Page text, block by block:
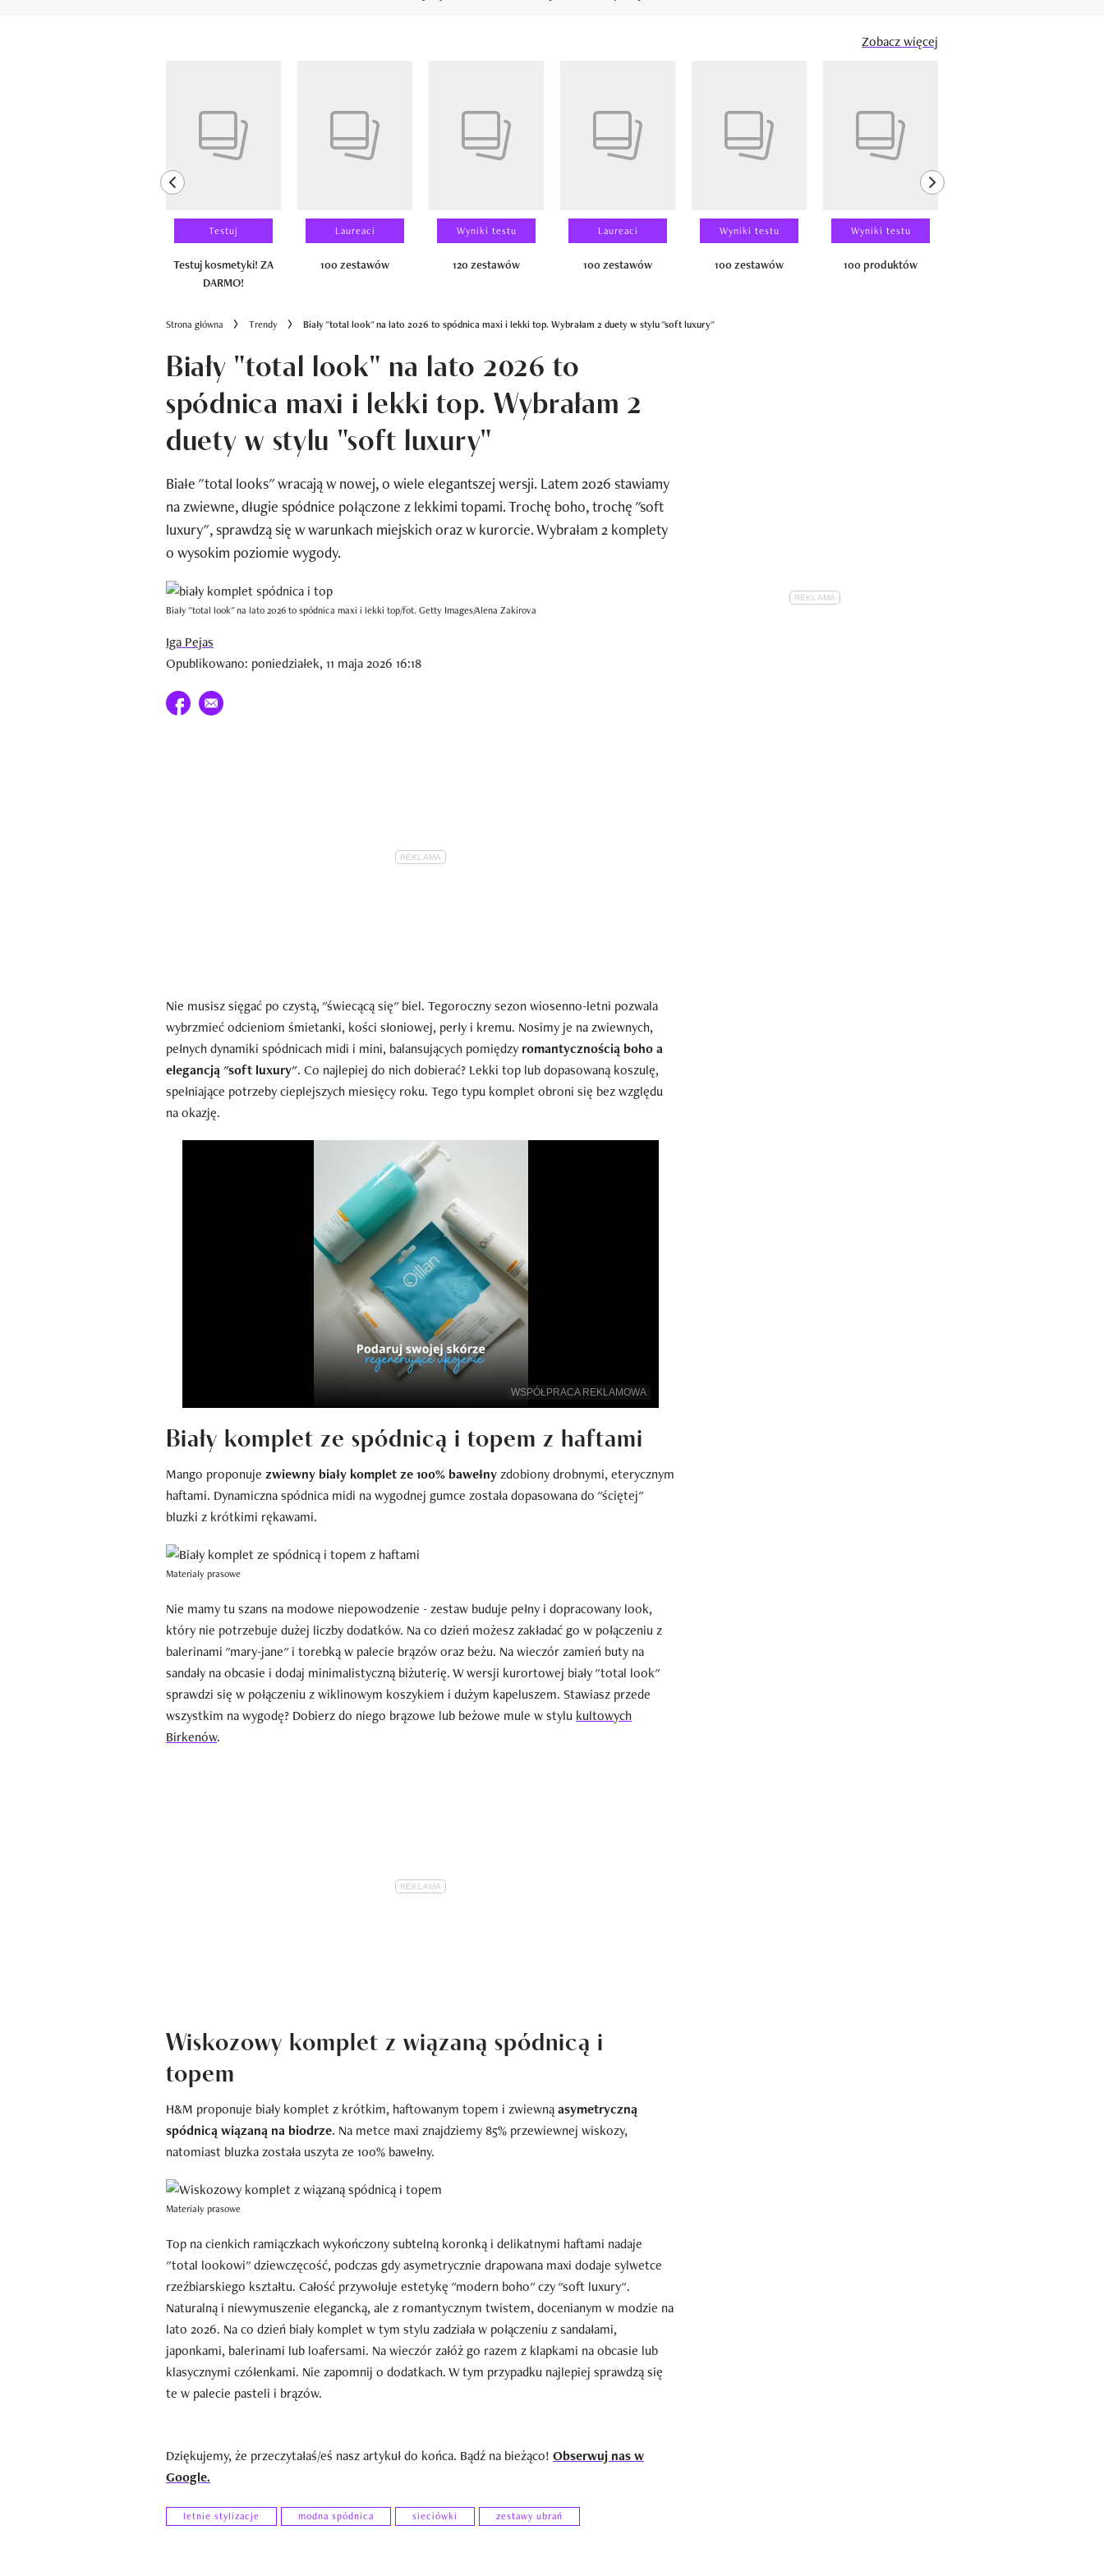
Zobacz więcej
previous element
Testuj
Testuj kosmetyki! ZA
DARMO!
Laureaci
100 zestawów
Wyniki testu
120 zestawów
Laureaci
100 zestawów
Wyniki testu
100 zestawów
Wyniki testu
100 produktów
next element
Strona główna Trendy Biały "total look" na lato 2026 to spódnica maxi i lekki top. Wybrałam 2 duety w stylu "soft luxury"
Biały "total look" na lato 2026 to
spódnica maxi i lekki top. Wybrałam 2
duety w stylu "soft luxury"
Białe "total looks" wracają w nowej, o wiele elegantszej wersji. Latem 2026 stawiamy
na zwiewne, długie spódnice połączone z lekkimi topami. Trochę boho, trochę "soft
luxury", sprawdzą się w warunkach miejskich oraz w kurorcie. Wybrałam 2 komplety
o wysokim poziomie wygody.
Biały "total look" na lato 2026 to spódnica maxi i lekki top/fot. Getty Images/Alena Zakirova
Iga Pejas
Opublikowano: poniedziałek, 11 maja 2026 16:18
Udostępnij na facebook
E-mail do przyjaciela
Nie musisz sięgać po czystą, "świecącą się" biel. Tegoroczny sezon wiosenno-letni pozwala
wybrzmieć odcieniom śmietanki, kości słoniowej, perły i kremu. Nosimy je na zwiewnych,
pełnych dynamiki spódnicach midi i mini, balansujących pomiędzy romantycznością boho a
elegancją "soft luxury". Co najlepiej do nich dobierać? Lekki top lub dopasowaną koszulę,
spełniające potrzeby cieplejszych miesięcy roku. Tego typu komplet obroni się bez względu
na okazję.
WSPÓŁPRACA REKLAMOWA
Biały komplet ze spódnicą i topem z haftami
Mango proponuje zwiewny biały komplet ze 100% bawełnyzdobiony drobnymi, eterycznym
haftami. Dynamiczna spódnica midi na wygodnej gumce została dopasowana do "ściętej"
bluzki z krótkimi rękawami.
Materiały prasowe
Nie mamy tu szans na modowe niepowodzenie - zestaw buduje pełny i dopracowany look,
który nie potrzebuje dużej liczby dodatków. Na co dzień możesz zakładać go w połączeniu z
balerinami "mary-jane" i torebką w palecie brązów oraz beżu. Na wieczór zamień buty na
sandały na obcasie i dodaj minimalistyczną biżuterię. W wersji kurortowej biały "total look"
sprawdzi się w połączeniu z wiklinowym koszykiem i dużym kapeluszem. Stawiasz przede
wszystkim na wygodę? Dobierz do niego brązowe lub beżowe mule w stylu kultowych
Birkenów.
Wiskozowy komplet z wiązaną spódnicą i
topem
H&M proponuje biały komplet z krótkim, haftowanym topem i zwiewnąasymetryczną
spódnicą wiązaną na biodrze. Na metce maxi znajdziemy 85% przewiewnej wiskozy,
natomiast bluzka została uszyta ze 100% bawełny.
Materiały prasowe
Top na cienkich ramiączkach wykończony subtelną koronką i delikatnymi haftami nadaje
"total lookowi" dziewczęcość, podczas gdy asymetrycznie drapowana maxi dodaje sylwetce
rzeźbiarskiego kształtu. Całość przywołuje estetykę "modern boho" czy "soft luxury".
Naturalną i niewymuszenie elegancką, ale z romantycznym twistem, docenianym w modzie na
lato 2026. Na co dzień biały komplet w tym stylu zadziała w połączeniu z sandałami,
japonkami, balerinami lub loafersami. Na wieczór załóż go razem z klapkami na obcasie lub
klasycznymi czółenkami. Nie zapomnij o dodatkach. W tym przypadku najlepiej sprawdzą się
te w palecie pasteli i brązów.
Dziękujemy, że przeczytałaś/eś nasz artykuł do końca. Bądź na bieżąco! Obserwuj nas w
Google.
letnie stylizacje modna spódnica sieciówki zestawy ubrań